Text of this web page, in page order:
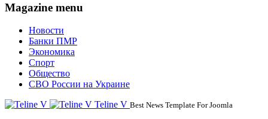
Magazine menu
Новости
Банки ПМР
Экономика
Спорт
Общество
СВО России на Украине
Teline V Best News Template For Joomla